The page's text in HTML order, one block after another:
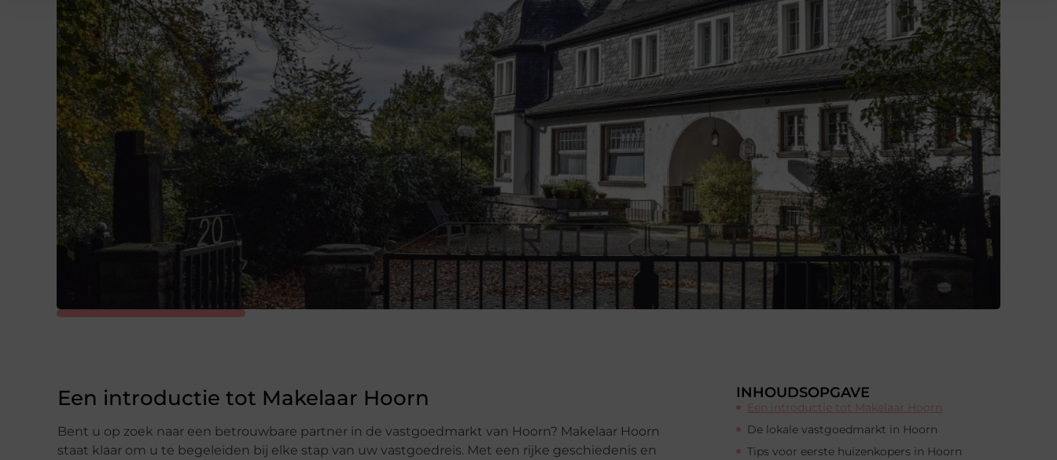
Een introductie tot Makelaar Hoorn
Bent u op zoek naar een betrouwbare partner in de vastgoedmarkt van Hoorn? Makelaar Hoorn
staat klaar om u te begeleiden bij elke stap van uw vastgoedreis. Met een rijke geschiedenis en
INHOUDSOPGAVE
Een introductie tot Makelaar Hoorn
De lokale vastgoedmarkt in Hoorn
Tips voor eerste huizenkopers in Hoorn